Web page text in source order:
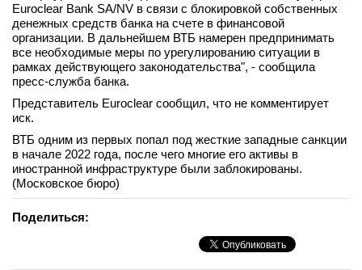
Интервью
вконтакте
телеграм
Стать автором
Вход
Euroclear Bank SA/NV в связи с блокировкой собственных
денежных средств банка на счете в финансовой
организации. В дальнейшем ВТБ намерен предпринимать
все необходимые меры по урегулированию ситуации в
рамках действующего законодательства", - сообщила
пресс-служба банка.
Представитель Euroclear сообщил, что не комментирует
иск.
ВТБ одним из первых попал под жесткие западные санкции
в начале 2022 года, после чего многие его активы в
иностранной инфраструктуре были заблокированы.
(Московское бюро)
Поделиться: